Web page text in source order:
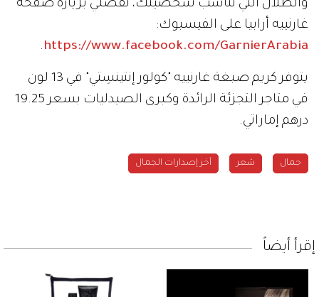
والظلال التي تناسب شخصيتك، تفضلي بزيارة صفحة
غارنييه أرابيا على الفيسبوك:
https://www.facebook.com/GarnierArabia
.
يتوفر كريم صبغة غارنييه "كولور إنتينسِتي" في 13 لون
في متاجر التجزئة الرائدة وكبرى الصيدليات بسعر 19.25
درهم إماراتي.
جمال شعر آخر إصدارات الجمال
إقرأ أيضاً